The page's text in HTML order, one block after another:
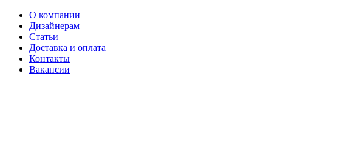
О компании
Дизайнерам
Статьи
Доставка и оплата
Контакты
Вакансии